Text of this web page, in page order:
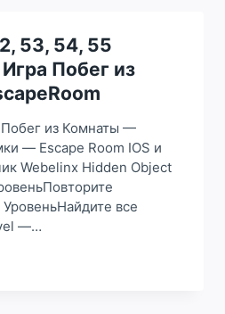
53, 54, 55
Побег из
из Комнаты —
— Escape Room IOS и
Webelinx Hidden Object
все
—…